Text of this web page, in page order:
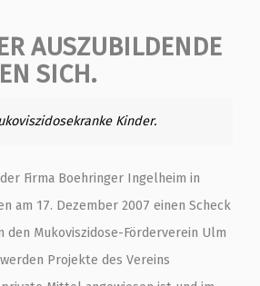
AUSZUBILDENDE
SICH.
Kinder.
Firma Boehringer Ingelheim in
am 17. Dezember 2007 einen Scheck
den Mukoviszidose-Förderverein Ulm
Projekte des Vereins